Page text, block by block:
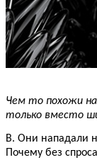
Чем то похожи
только вместо
В. Они нападали
Почему без